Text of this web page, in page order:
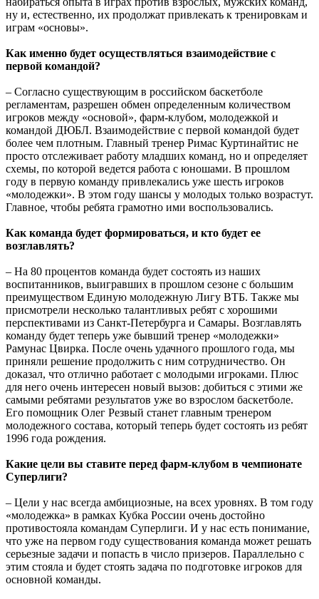
ну и, естественно, их продолжат привлекать к тренировкам и
играм «основы».
Как именно будет осуществляться взаимодействие с
первой командой?
– Согласно существующим в российском баскетболе
регламентам, разрешен обмен определенным количеством
игроков между «основой», фарм-клубом, молодежкой и
командой ДЮБЛ. Взаимодействие с первой командой будет
более чем плотным. Главный тренер Римас Куртинайтис не
просто отслеживает работу младших команд, но и определяет
схемы, по которой ведется работа с юношами. В прошлом
году в первую команду привлекались уже шесть игроков
«молодежки». В этом году шансы у молодых только возрастут.
Главное, чтобы ребята грамотно ими воспользовались.
Как команда будет формироваться, и кто будет ее
возглавлять?
– На 80 процентов команда будет состоять из наших
воспитанников, выигравших в прошлом сезоне с большим
преимуществом Единую молодежную Лигу ВТБ. Также мы
присмотрели несколько талантливых ребят с хорошими
перспективами из Санкт-Петербурга и Самары. Возглавлять
команду будет теперь уже бывший тренер «молодежки»
Рамунас Цвирка. После очень удачного прошлого года, мы
приняли решение продолжить с ним сотрудничество. Он
доказал, что отлично работает с молодыми игроками. Плюс
для него очень интересен новый вызов: добиться с этими же
самыми ребятами результатов уже во взрослом баскетболе.
Его помощник Олег Резвый станет главным тренером
молодежного состава, который теперь будет состоять из ребят
1996 года рождения.
Какие цели вы ставите перед фарм-клубом в чемпионате
Суперлиги?
– Цели у нас всегда амбициозные, на всех уровнях. В том году
«молодежка» в рамках Кубка России очень достойно
противостояла командам Суперлиги. И у нас есть понимание,
что уже на первом году существования команда может решать
серьезные задачи и попасть в число призеров. Параллельно с
этим стояла и будет стоять задача по подготовке игроков для
основной команды.